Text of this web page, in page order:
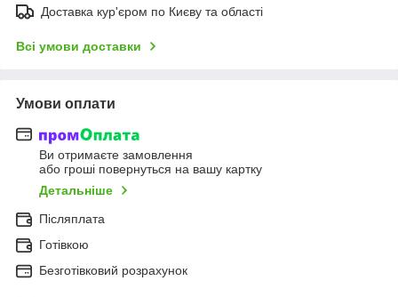
Доставка кур'єром по Києву та області
Всі умови доставки
Умови оплати
Ви отримаєте замовлення
або гроші повернуться на вашу картку
Детальніше
Післяплата
Готівкою
Безготівковий розрахунок